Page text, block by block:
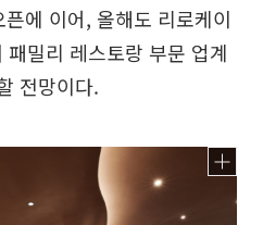
에 이어, 올해도 리로케이
밀리 레스토랑 부문 업계
전망이다.